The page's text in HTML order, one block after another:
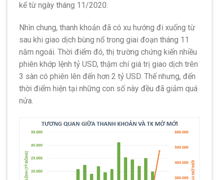
kể từ ngày tháng 11/2020.
Nhìn chung, thanh khoản đã có xu hướng đi xuống từ
sau khi giao dịch bùng nổ trong giai đoạn tháng 11
năm ngoái. Thời điểm đó, thị trường chứng kiến nhiều
phiên khớp lệnh tỷ USD, thậm chí giá trị giao dịch trên
3 sàn có phiên lên đến hơn 2 tỷ USD. Thế nhưng, đến
thời điểm hiện tại những con số này đều đã giảm quá
nửa.